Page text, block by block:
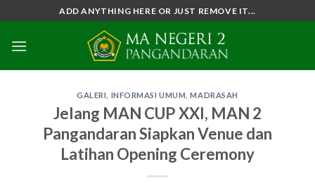
to
content
ADD ANYTHING HERE OR JUST REMOVE IT...
GALERI INFORMASI UMUM ,MADRASAH
Jelang MAN CUP XXI, MAN 2
Pangandaran Siapkan Venue dan
Latihan Opening Ceremony